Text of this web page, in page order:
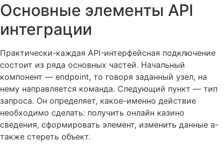
Основные элементы API
интеграции
Практически-каждая API-интерфейсная подключение
состоит из ряда основных частей. Начальный
компонент — endpoint, то говоря заданный узел, на
нему направляется команда. Следующий пункт — тип
запроса. Он определяет, какое-именно действие
необходимо сделать: получить онлайн казино
сведения, сформировать элемент, изменить данные а-
также стереть объект.